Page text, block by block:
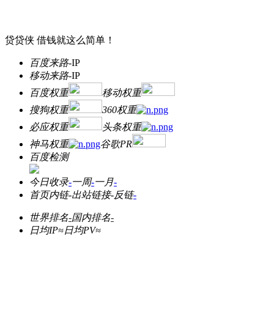
贷贷侠 借钱就这么简单！
百度来路-IP
移动来路-IP
百度权重
移动权重
搜狗权重
360权重
必应权重
头条权重
神马权重
谷歌PR
百度检测
今日收录-一周-一月-
首页内链-出站链接-反链-
世界排名-国内排名-
日均IP≈日均PV≈